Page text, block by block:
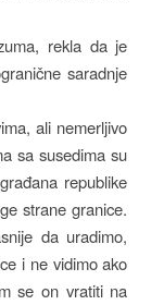
rekla da je
saradnje
ali nemerljivo
sa susedima su
republike
strane granice.
da uradimo,
i ne vidimo ako
se on vratiti na